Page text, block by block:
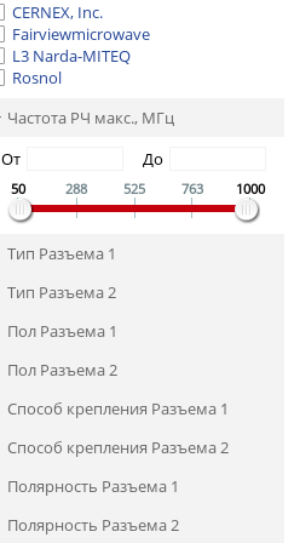
CERNEX, Inc.
Fairviewmicrowave
L3 Narda-MITEQ
Rosnol
Частота РЧ макс., МГц
От
До
50 288 525 763 1000
Тип Разъема 1
Тип Разъема 2
Пол Разъема 1
Пол Разъема 2
Способ крепления Разъема 1
Способ крепления Разъема 2
Полярность Разъема 1
Полярность Разъема 2